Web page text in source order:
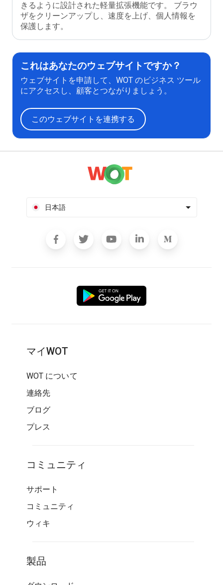
きるように設計された軽量拡張機能です。 ブラウ
ザをクリーンアップし、速度を上げ、個人情報を
保護します。
これはあなたのウェブサイトですか？
ウェブサイトを申請して、WOT のビジネス ツール
にアクセスし、顧客とつながりましょう。
このウェブサイトを連携する
日本語
マイWOT
WOT について
連絡先
ブログ
プレス
コミュニティ
サポート
コミュニティ
ウィキ
製品